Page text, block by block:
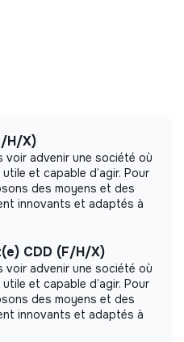
en EAJE, les familles et
handicap ou atteints de
un suivi
des
vacataires (médecins,
du budget des vacations
Public institution
H/X)
voir advenir une société où
et capable d’agir. Pour
des moyens et des
innovants et adaptés à
CDD (F/H/X)
voir advenir une société où
et capable d’agir. Pour
des moyens et des
innovants et adaptés à